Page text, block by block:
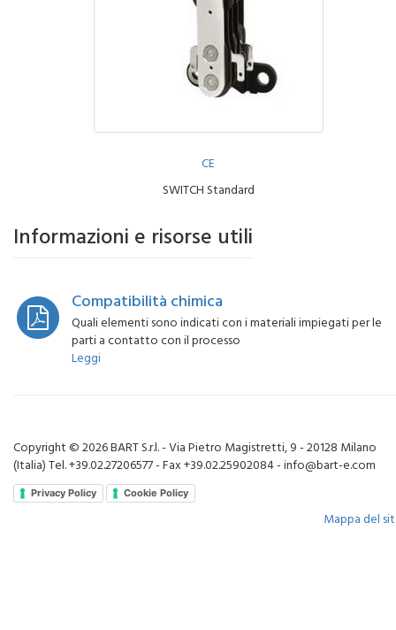
CE
SWITCH Standard
Informazioni e risorse utili
Compatibilità chimica
Quali elementi sono indicati con i materiali impiegati per le
parti a contatto con il processo
Leggi
Copyright © 2026 BART S.r.l. - Via Pietro Magistretti, 9 - 20128 Milano
(Italia) Tel. +39.02.27206577 - Fax +39.02.25902084 - info@bart-e.com
Privacy Policy Cookie Policy
Mappa del